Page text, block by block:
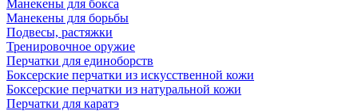
Манекены для бокса
Манекены для борьбы
Подвесы, растяжки
Тренировочное оружие
Перчатки для единоборств
Боксерские перчатки из искусственной кожи
Боксерские перчатки из натуральной кожи
Перчатки для каратэ